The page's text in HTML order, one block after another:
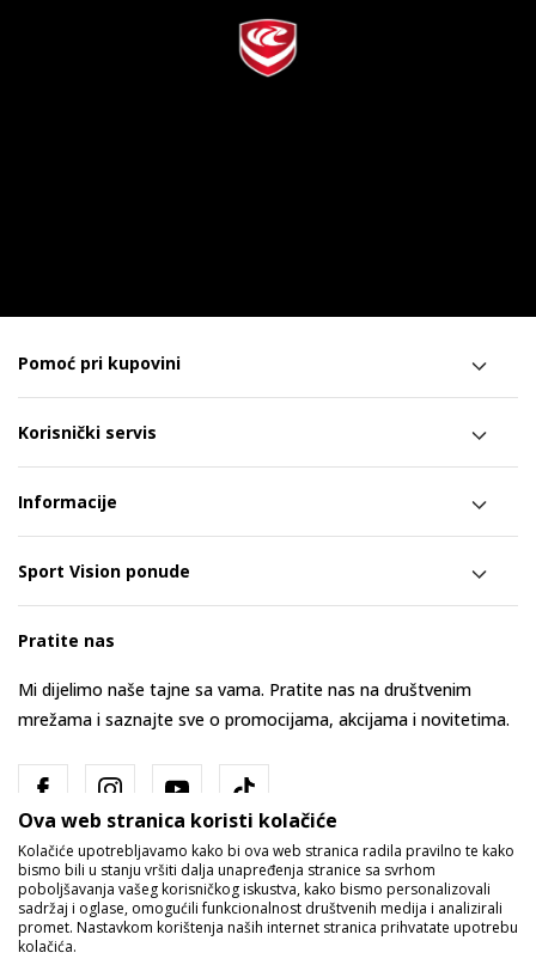
Pomoć pri kupovini
Korisnički servis
Informacije
Sport Vision ponude
Pratite nas
Mi dijelimo naše tajne sa vama. Pratite nas na društvenim
mrežama i saznajte sve o promocijama, akcijama i novitetima.
Bosna i Hercegovina Promijenite
Ova web stranica koristi kolačiće
Kolačiće upotrebljavamo kako bi ova web stranica radila pravilno te kako
bismo bili u stanju vršiti dalja unapređenja stranice sa svrhom
poboljšavanja vašeg korisničkog iskustva, kako bismo personalizovali
sadržaj i oglase, omogućili funkcionalnost društvenih medija i analizirali
promet. Nastavkom korištenja naših internet stranica prihvatate upotrebu
kolačića.